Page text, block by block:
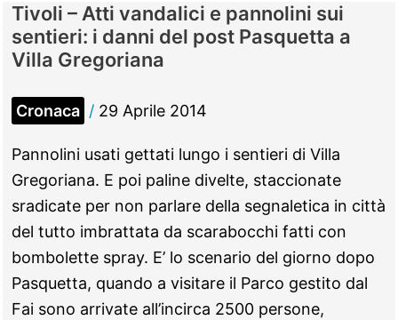
candidati
al
Consiglio
comunale
di
Guidonia
Tivoli – Atti vandalici e pannolini sui
sentieri: i danni del post Pasquetta a
Villa Gregoriana
Cronaca / 29 Aprile 2014
Pannolini usati gettati lungo i sentieri di Villa
Gregoriana. E poi paline divelte, staccionate
sradicate per non parlare della segnaletica in città
del tutto imbrattata da scarabocchi fatti con
bombolette spray. E’ lo scenario del giorno dopo
Pasquetta, quando a visitare il Parco gestito dal
Fai sono arrivate all’incirca 2500 persone,